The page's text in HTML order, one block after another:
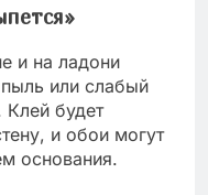
и на ладони
или слабый
Клей будет
и обои могут
основания.